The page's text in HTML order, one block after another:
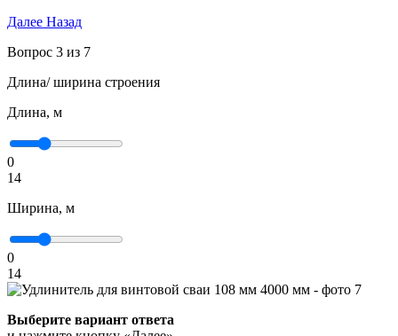
Далее Назад
Вопрос 3 из 7
Длина/ ширина строения
Длина, м
0
14
Ширина, м
0
14
Выберите вариант ответа